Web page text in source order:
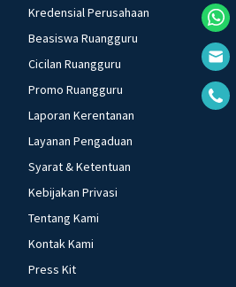
Kredensial Perusahaan
Beasiswa Ruangguru
Cicilan Ruangguru
Promo Ruangguru
Laporan Kerentanan
Layanan Pengaduan
Syarat & Ketentuan
Kebijakan Privasi
Tentang Kami
Kontak Kami
Press Kit